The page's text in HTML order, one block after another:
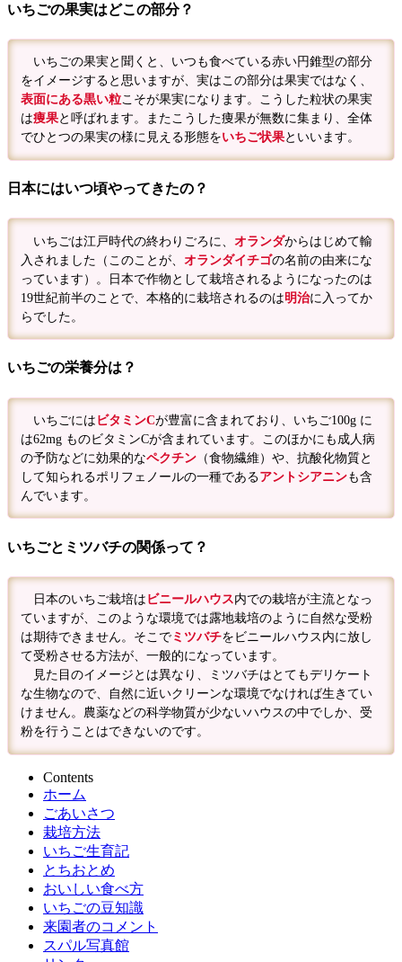
いちごの果実はどこの部分？
いちごの果実と聞くと、いつも食べている赤い円錐型の部分
をイメージすると思いますが、実はこの部分は果実ではなく、
表面にある黒い粒こそが果実になります。こうした粒状の果実
は痩果と呼ばれます。またこうした痩果が無数に集まり、全体
でひとつの果実の様に見える形態をいちご状果といいます。
日本にはいつ頃やってきたの？
いちごは江戸時代の終わりごろに、オランダからはじめて輸
入されました（このことが、オランダイチゴの名前の由来にな
っています）。日本で作物として栽培されるようになったのは
19世紀前半のことで、本格的に栽培されるのは明治に入ってか
らでした。
いちごの栄養分は？
いちごにはビタミンCが豊富に含まれており、いちご100g に
は62mg ものビタミンCが含まれています。このほかにも成人病
の予防などに効果的なペクチン （食物繊維）や、抗酸化物質と
して知られるポリフェノールの一種であるアントシアニンも含
んでいます。
いちごとミツバチの関係って？
日本のいちご栽培はビニールハウス内での栽培が主流となっ
ていますが、このような環境では露地栽培のように自然な受粉
は期待できません。そこでミツバチをビニールハウス内に放し
て受粉させる方法が、一般的になっています。
見た目のイメージとは異なり、ミツバチはとてもデリケート
な生物なので、自然に近いクリーンな環境でなければ生きてい
けません。農薬などの科学物質が少ないハウスの中でしか、受
粉を行うことはできないのです。
Contents
ホーム
ごあいさつ
栽培方法
いちご生育記
とちおとめ
おいしい食べ方
いちごの豆知識
来園者のコメント
スパル写真館